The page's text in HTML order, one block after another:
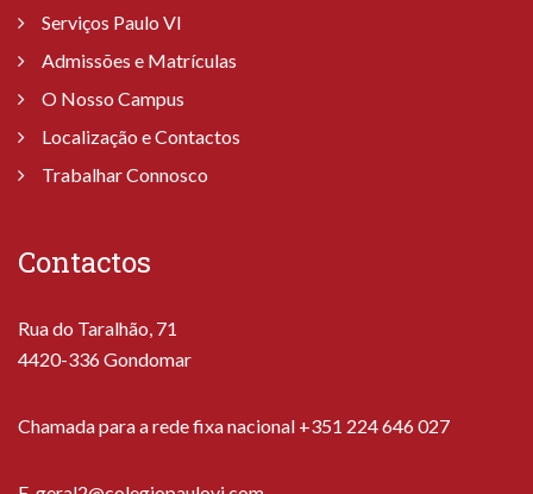
Serviços Paulo VI
Admissões e Matrículas
O Nosso Campus
Localização e Contactos
Trabalhar Connosco
Contactos
Rua do Taralhão, 71
4420-336 Gondomar
Chamada para a rede fixa nacional +351 224 646 027